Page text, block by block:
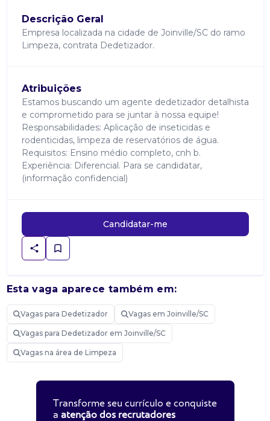
Descrição Geral
Empresa localizada na cidade de Joinville/SC do ramo
Limpeza, contrata Dedetizador.
Atribuições
Estamos buscando um agente dedetizador detalhista
e comprometido para se juntar à nossa equipe!
Responsabilidades: Aplicação de inseticidas e
rodenticidas, limpeza de reservatórios de água.
Requisitos: Ensino médio completo, cnh b.
Experiência: Diferencial. Para se candidatar,
(informação confidencial)
Candidatar-me
Esta vaga aparece também em:
Vagas para Dedetizador Vagas em Joinville/SC
Vagas para Dedetizador em Joinville/SC
Vagas na área de Limpeza
Transforme seu currículo e conquiste
a atenção dos recrutadores